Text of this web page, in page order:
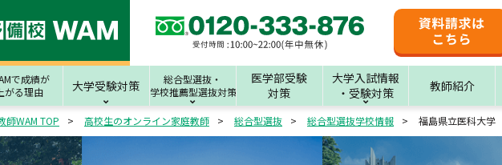
で成績が
がる理由
大学受験対策
総合型選抜・
学校推薦型選抜対策
医学部受験
対策
大学入試情報
・受験対策
教師紹介
師WAM TOP 高校生のオンライン家庭教師 総合型選抜 総合型選抜学校情報 福島県立医科大学